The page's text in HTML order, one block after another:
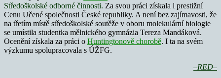
Středoškolské odborné činnosti. Za svou práci získala i prestižní
Cenu Učené společnosti České republiky. A není bez zajímavosti, že
na třetím místě středoškolské soutěže v oboru molekulární biologie
se umístila studentka mělnického gymnázia Tereza Mandáková.
Ocenění získala za práci o Huntingtonově chorobě. I ta na svém
výzkumu spolupracovala s ÚŽFG.
–RED–